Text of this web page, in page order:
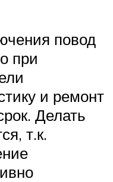
повод
при
и ремонт
Делать
т.к.